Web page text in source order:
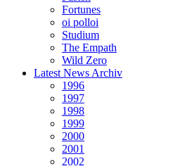
Fortunes
oi polloi
Studium
The Empath
Wild Zero
Latest News Archiv
1996
1997
1998
1999
2000
2001
2002